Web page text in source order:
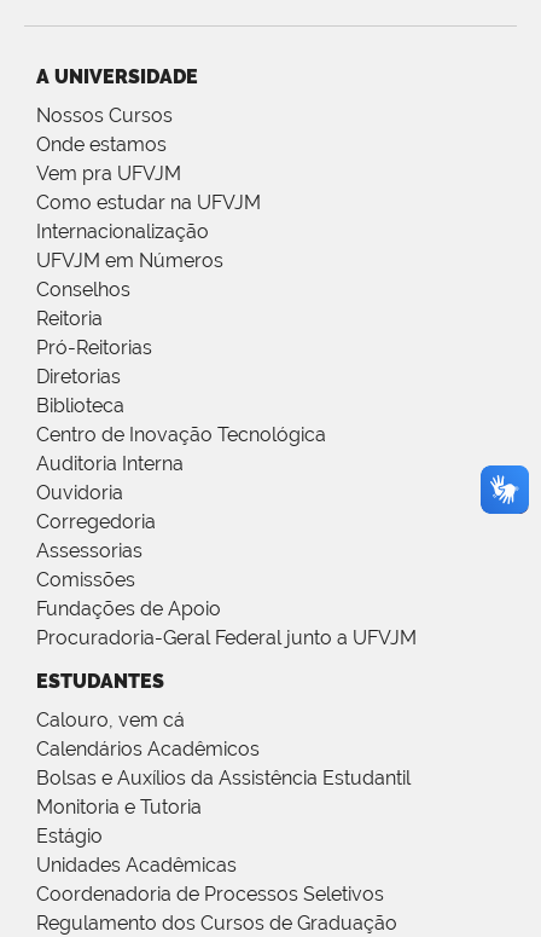
A UNIVERSIDADE
Nossos Cursos
Onde estamos
Vem pra UFVJM
Como estudar na UFVJM
Internacionalização
UFVJM em Números
Conselhos
Reitoria
Pró-Reitorias
Diretorias
Biblioteca
Centro de Inovação Tecnológica
Auditoria Interna
Ouvidoria
Corregedoria
Assessorias
Comissões
Fundações de Apoio
Procuradoria-Geral Federal junto a UFVJM
ESTUDANTES
Calouro, vem cá
Calendários Acadêmicos
Bolsas e Auxílios da Assistência Estudantil
Monitoria e Tutoria
Estágio
Unidades Acadêmicas
Coordenadoria de Processos Seletivos
Regulamento dos Cursos de Graduação